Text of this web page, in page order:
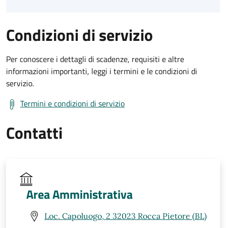
Condizioni di servizio
Per conoscere i dettagli di scadenze, requisiti e altre
informazioni importanti, leggi i termini e le condizioni di
servizio.
Termini e condizioni di servizio
Contatti
Area Amministrativa
Loc. Capoluogo, 2 32023 Rocca Pietore (BL)